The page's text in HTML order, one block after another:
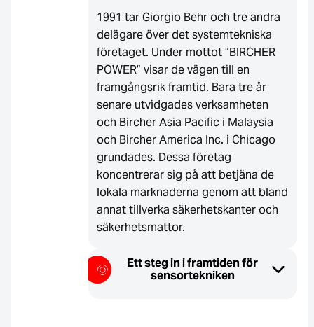
1991 tar Giorgio Behr och tre andra
delägare över det systemtekniska
företaget. Under mottot ”BIRCHER
POWER” visar de vägen till en
framgångsrik framtid. Bara tre år
senare utvidgades verksamheten
och Bircher Asia Pacific i Malaysia
och Bircher America Inc. i Chicago
grundades. Dessa företag
koncentrerar sig på att betjäna de
lokala marknaderna genom att bland
annat tillverka säkerhetskanter och
säkerhetsmattor.
Ett steg in i framtiden för
sensortekniken